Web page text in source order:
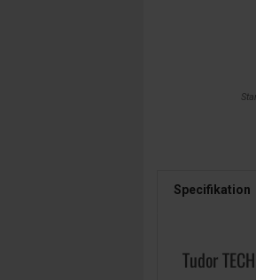
Specifikation
Tudor